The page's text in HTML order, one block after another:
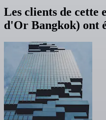
Les clients de cette
d'Or Bangkok) ont